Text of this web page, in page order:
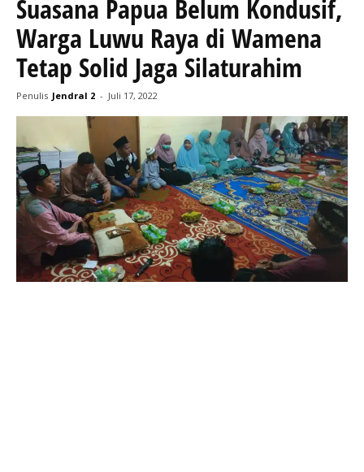
Suasana Papua Belum Kondusif,
Warga Luwu Raya di Wamena
Tetap Solid Jaga Silaturahim
Penulis Jendral 2 - Juli 17, 2022